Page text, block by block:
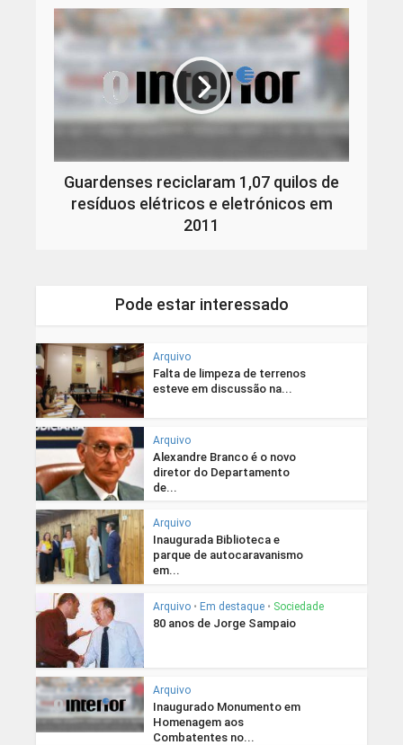
Guardenses reciclaram 1,07 quilos de
resíduos elétricos e eletrónicos em
2011
Pode estar interessado
Arquivo
Falta de limpeza de terrenos
esteve em discussão na...
Arquivo
Alexandre Branco é o novo
diretor do Departamento
de...
Arquivo
Inaugurada Biblioteca e
parque de autocaravanismo
em...
Arquivo • Em destaque • Sociedade
80 anos de Jorge Sampaio
Arquivo
Inaugurado Monumento em
Homenagem aos
Combatentes no...